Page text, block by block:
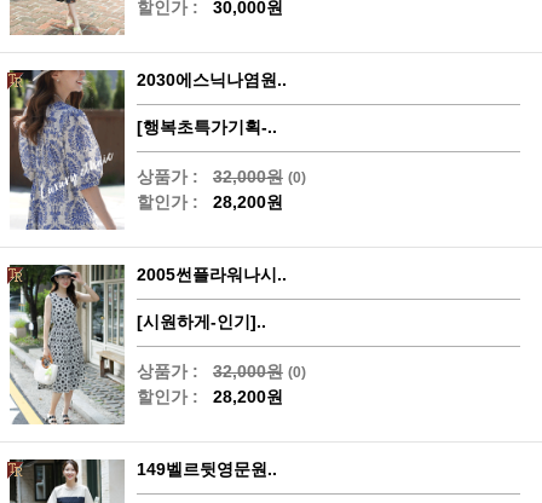
할인가 : 30,000원
2030에스닉나염원..
[행복초특가기획-..
상품가 : 32,000원 (0)
할인가 : 28,200원
2005썬플라워나시..
[시원하게-인기]..
상품가 : 32,000원 (0)
할인가 : 28,200원
149벨르뒷영문원..